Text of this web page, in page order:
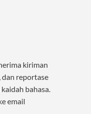
kiriman
dan reportase
bahasa.
email